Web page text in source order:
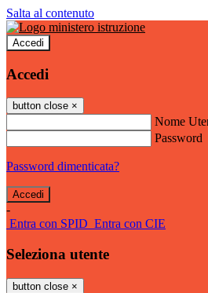
Salta al contenuto
Accedi
Accedi
button close ×
Nome
Password
Password dimenticata?
-
Entra con SPID Entra con CIE
Seleziona utente
button close ×